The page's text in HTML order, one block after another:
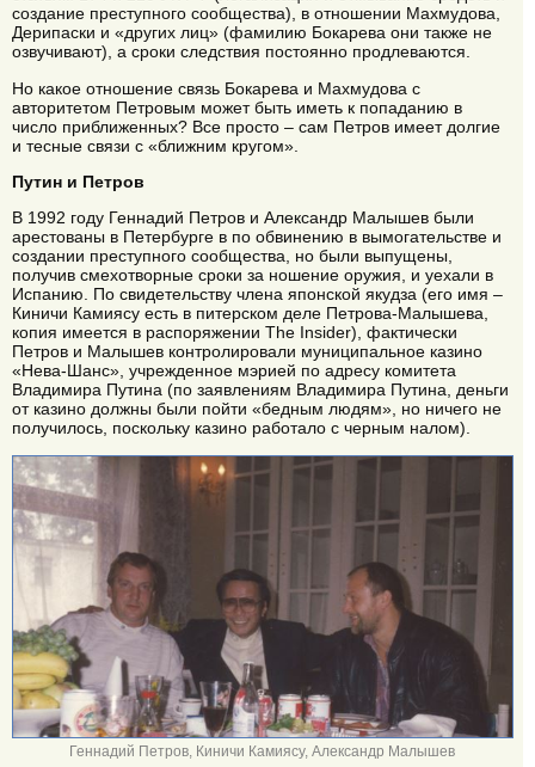
создание преступного сообщества), в отношении Махмудова,
Дерипаски и «других лиц» (фамилию Бокарева они также не
озвучивают), а сроки следствия постоянно продлеваются.
Но какое отношение связь Бокарева и Махмудова с
авторитетом Петровым может быть иметь к попаданию в
число приближенных? Все просто – сам Петров имеет долгие
и тесные связи с «ближним кругом».
Путин и Петров
В 1992 году Геннадий Петров и Александр Малышев были
арестованы в Петербурге в по обвинению в вымогательстве и
создании преступного сообщества, но были выпущены,
получив смехотворные сроки за ношение оружия, и уехали в
Испанию. По свидетельству члена японской якудза (его имя –
Киничи Камиясу есть в питерском деле Петрова-Малышева,
копия имеется в распоряжении The Insider), фактически
Петров и Малышев контролировали муниципальное казино
«Нева-Шанс», учрежденное мэрией по адресу комитета
Владимира Путина (по заявлениям Владимира Путина, деньги
от казино должны были пойти «бедным людям», но ничего не
получилось, поскольку казино работало с черным налом).
Геннадий Петров, Киничи Камиясу, Александр Малышев